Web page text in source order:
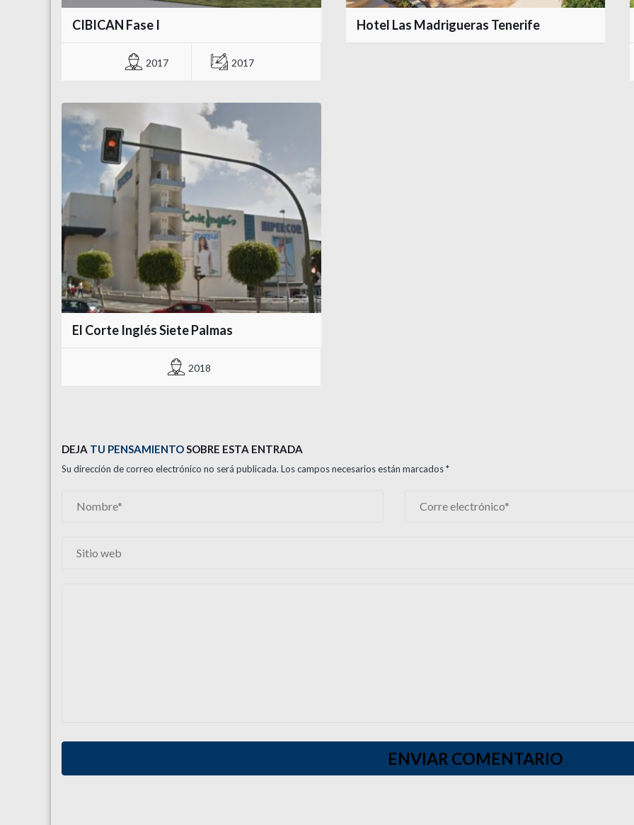
CIBICAN Fase I
2017 2017
Hotel Las Madrigueras Tenerife
El Corte Inglés Siete Palmas
2018
DEJA TU PENSAMIENTOSOBRE ESTA ENTRADA
Su dirección de correo electrónico no será publicada. Los campos necesarios están marcados*